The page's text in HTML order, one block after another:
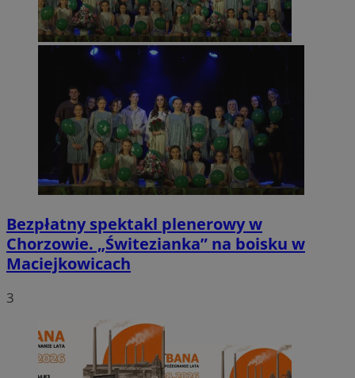
Bezpłatny spektakl plenerowy w
Chorzowie. „Świtezianka” na boisku w
Maciejkowicach
3